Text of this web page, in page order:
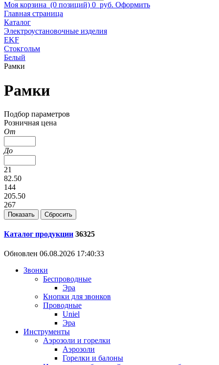
Моя корзина (0 позиций) 0 руб. Оформить
Главная страница
Каталог
Электроустановочные изделия
EKF
Стокгольм
Белый
Рамки
Рамки
Подбор параметров
Розничная цена
От
До
21
82.50
144
205.50
267
Каталог продукции 36325
Обновлен 06.08.2026 17:40:33
Звонки
Беспроводные
Эра
Кнопки для звонков
Проводные
Uniel
Эра
Инструменты
Аэрозоли и горелки
Аэрозоли
Горелки и балоны